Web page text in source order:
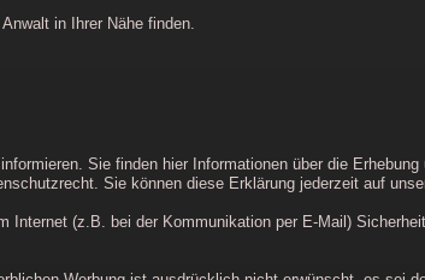
in Ihrer Nähe finden.
Sie finden hier Informationen über die
Sie können diese Erklärung jederzeit auf
Internet (z.B. bei der Kommunikation per E-Mail)